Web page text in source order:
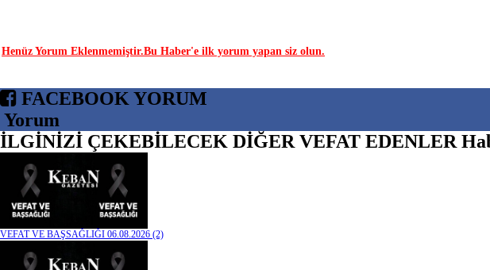
Henüz Yorum Eklenmemiştir.Bu Haber'e ilk yorum yapan siz olun.
FACEBOOK YORUM
Yorum
İLGİNİZİ ÇEKEBİLECEK DİĞER VEFAT EDENLER
VEFAT VE BAŞSAĞLIĞI 06.08.2026 (2)